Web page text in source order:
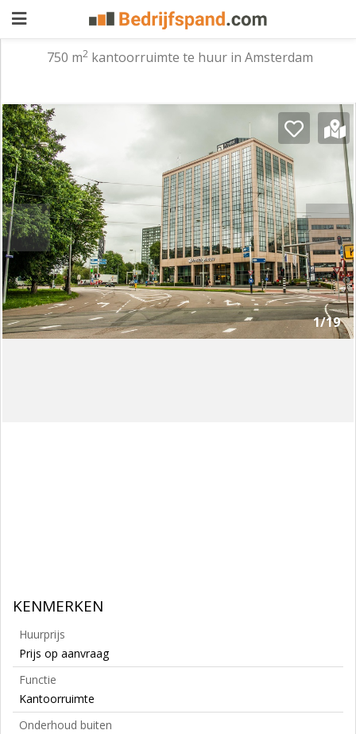
aanbieden
Pand
zoeken
Waarom
adverteren
Premium
adverteren
Blog
Registreren
Login
750 m2kantoorruimte te huur in Amsterdam
1/19
KENMERKEN
Huurprijs
Prijs op aanvraag
Functie
Kantoorruimte
Onderhoud buiten